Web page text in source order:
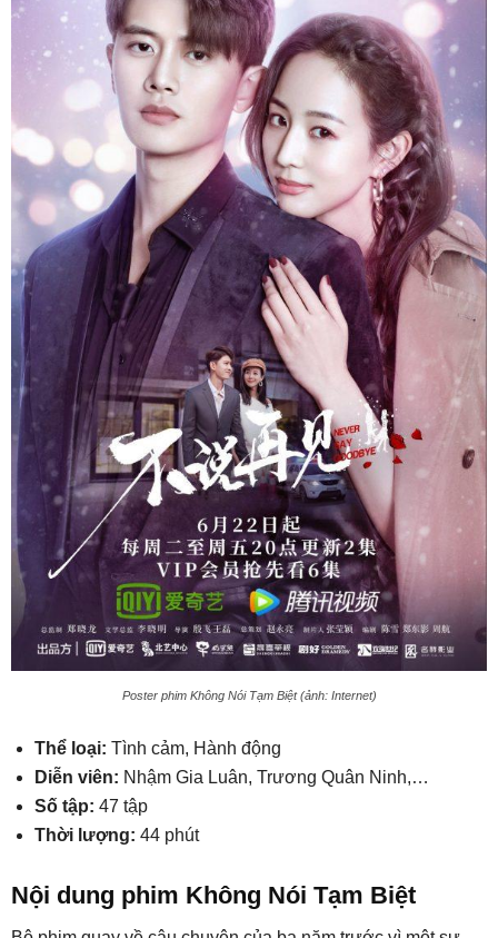
Poster phim Không Nói Tạm Biệt (ảnh: Internet)
Thể loại: Tình cảm, Hành động
Diễn viên: Nhậm Gia Luân, Trương Quân Ninh,…
Số tập: 47 tập
Thời lượng: 44 phút
Nội dung phim Không Nói Tạm Biệt